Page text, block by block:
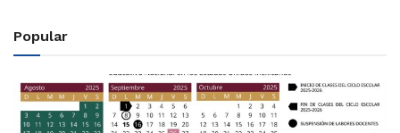
Popular